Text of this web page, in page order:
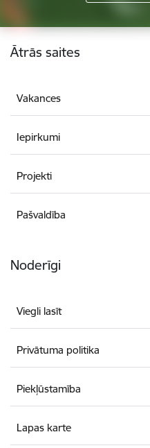
Kājene
Ātrās saites
Vakances
Iepirkumi
Projekti
Pašvaldība
Noderīgi
Viegli lasīt
Privātuma politika
Piekļūstamība
Lapas karte